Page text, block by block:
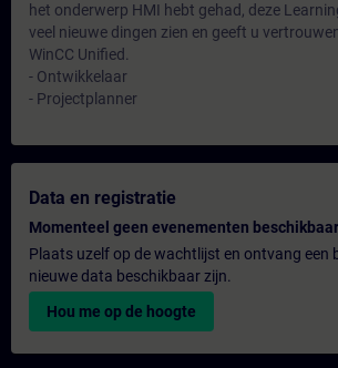
het onderwerp HMI hebt gehad, deze
veel nieuwe dingen zien en geeft u
WinCC Unified.
- Ontwikkelaar
- Projectplanner
Data en registratie
Momenteel geen evenementen beschikbaar
Plaats uzelf op de wachtlijst en ontvang een
nieuwe data beschikbaar zijn.
Hou me op de hoogte